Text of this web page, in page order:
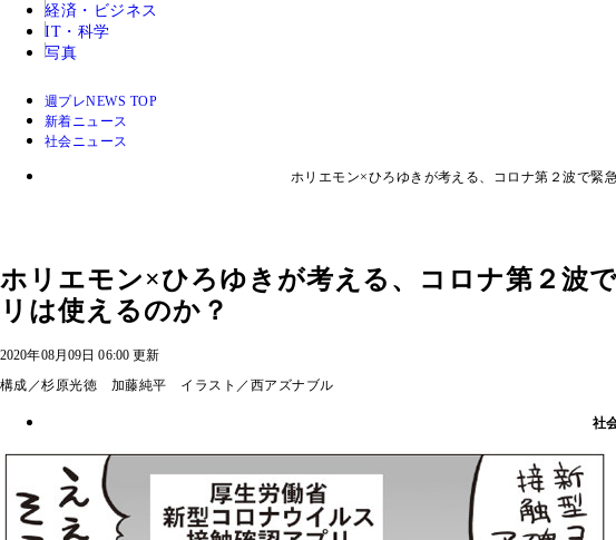
経済・ビジネス
IT・科学
写真
週プレNEWS TOP
新着ニュース
社会ニュース
ホリエモン×ひろゆきが考える、コロナ第２波で
ホリエモン×ひろゆきが考える、コロナ第２波
リは使えるのか？
2020年08月09日 06:00 更新
構成／杉原光徳 加藤純平 イラスト／西アズナブル
社